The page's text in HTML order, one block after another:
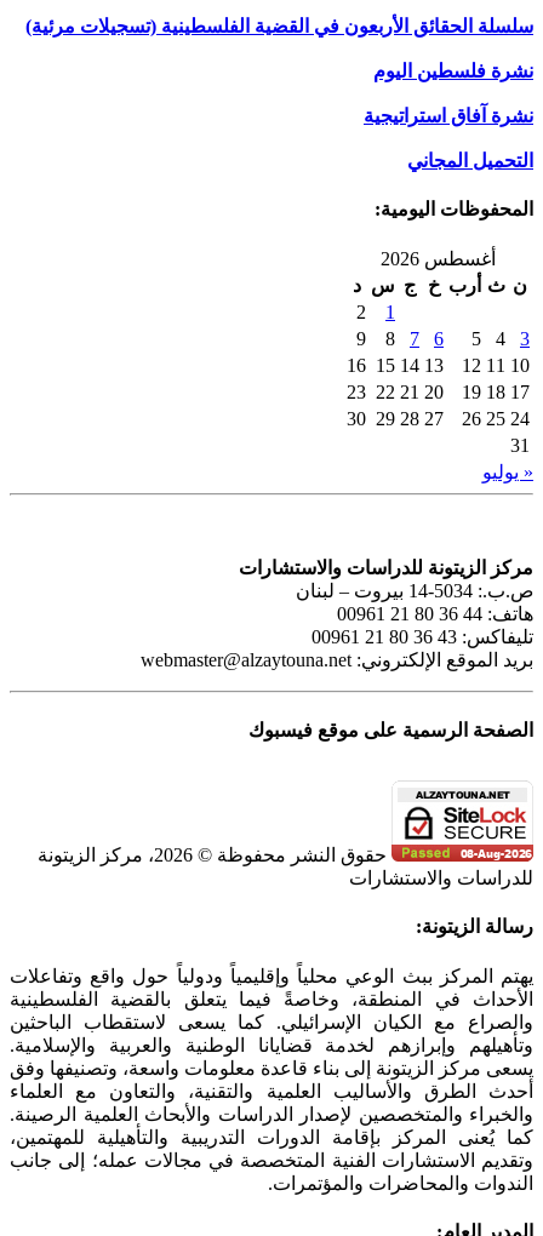
سلسلة الحقائق الأربعون في القضية الفلسطينية (تسجيلات مرئية)
نشرة فلسطين اليوم
نشرة آفاق استراتيجية
التحميل المجاني
المحفوظات اليومية:
أغسطس 2026
ن ث أرب خ ج س د
1
2
3
4
5
6
7
8
9
10
11
12
13
14
15
16
17
18
19
20
21
22
23
24
25
26
27
28
29
30
31
« يوليو
مركز الزيتونة للدراسات والاستشارات
ص.ب.: 5034-14 بيروت – لبنان
هاتف: 44 36 80 21 00961
تليفاكس: 43 36 80 21 00961
بريد الموقع الإلكتروني: webmaster@alzaytouna.net
الصفحة الرسمية على موقع فيسبوك
حقوق النشر محفوظة © 2026، مركز الزيتونة
للدراسات والاستشارات
Toggle
Bar
Area
رسالة الزيتونة:
يهتم المركز ببث الوعي محلياً وإقليمياً ودولياً حول واقع وتفاعلات
الأحداث في المنطقة، وخاصةً فيما يتعلق بالقضية الفلسطينية
والصراع مع الكيان الإسرائيلي. كما يسعى لاستقطاب الباحثين
وتأهيلهم وإبرازهم لخدمة قضايانا الوطنية والعربية والإسلامية.
يسعى مركز الزيتونة إلى بناء قاعدة معلومات واسعة، وتصنيفها وفق
أحدث الطرق والأساليب العلمية والتقنية، والتعاون مع العلماء
والخبراء والمتخصصين لإصدار الدراسات والأبحاث العلمية الرصينة.
كما يُعنى المركز بإقامة الدورات التدريبية والتأهيلية للمهتمين،
وتقديم الاستشارات الفنية المتخصصة في مجالات عمله؛ إلى جانب
الندوات والمحاضرات والمؤتمرات.
المدير العام: